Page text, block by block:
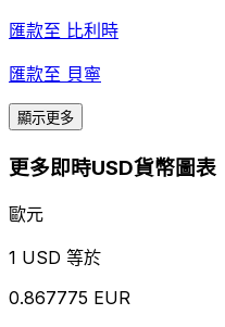
匯款至 比利時
匯款至 貝寧
顯示更多
更多即時USD貨幣圖表
歐元
1 USD 等於
0.867775 EUR